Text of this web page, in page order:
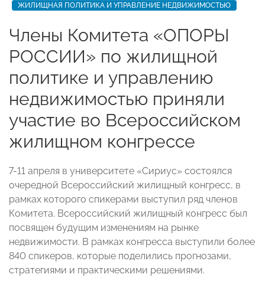
ЖИЛИЩНАЯ ПОЛИТИКА И УПРАВЛЕНИЕ НЕДВИЖИМОСТЬЮ
Члены Комитета «ОПОРЫ
РОССИИ» по жилищной
политике и управлению
недвижимостью приняли
участие во Всероссийском
жилищном конгрессе
7-11 апреля в университете «Сириус» состоялся
очередной Всероссийский жилищный конгресс, в
рамках которого спикерами выступил ряд членов
Комитета. Всероссийский жилищный конгресс был
посвящен будущим изменениям на рынке
недвижимости. В рамках конгресса выступили более
840 спикеров, которые поделились прогнозами,
стратегиями и практическими решениями.